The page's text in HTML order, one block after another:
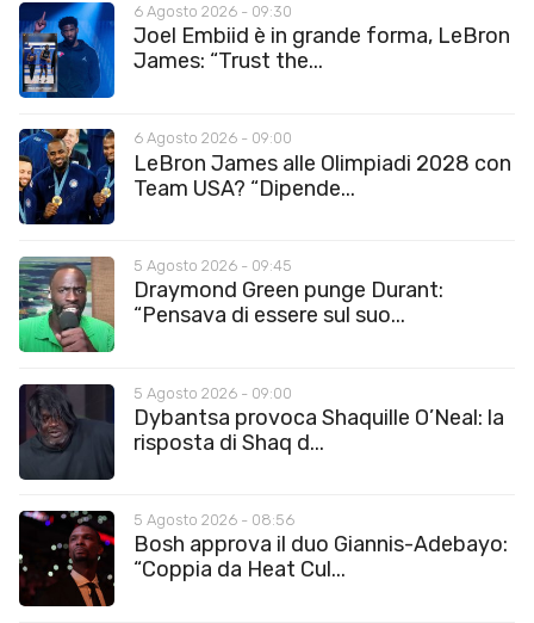
6 Agosto 2026 - 09:30
Joel Embiid è in grande forma, LeBron
James: “Trust the...
6 Agosto 2026 - 09:00
LeBron James alle Olimpiadi 2028 con
Team USA? “Dipende...
5 Agosto 2026 - 09:45
Draymond Green punge Durant:
“Pensava di essere sul suo...
5 Agosto 2026 - 09:00
Dybantsa provoca Shaquille O’Neal: la
risposta di Shaq d...
5 Agosto 2026 - 08:56
Bosh approva il duo Giannis-Adebayo:
“Coppia da Heat Cul...